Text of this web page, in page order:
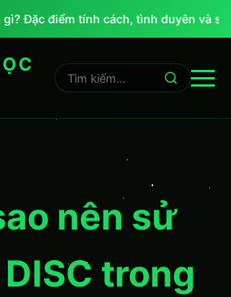
Đặc điểm tính cách, tình duyên và sự
nên sử
trong